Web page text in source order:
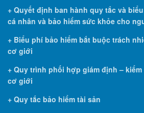
+ Quyết định ban hành quy tắc và
cá nhân và bảo hiểm sức khỏe cho
+ Biểu phí bảo hiểm bắt buộc trách
cơ giới
+ Quy trình phối hợp giám định –
cơ giới
+ Quy tắc bảo hiểm tài sản